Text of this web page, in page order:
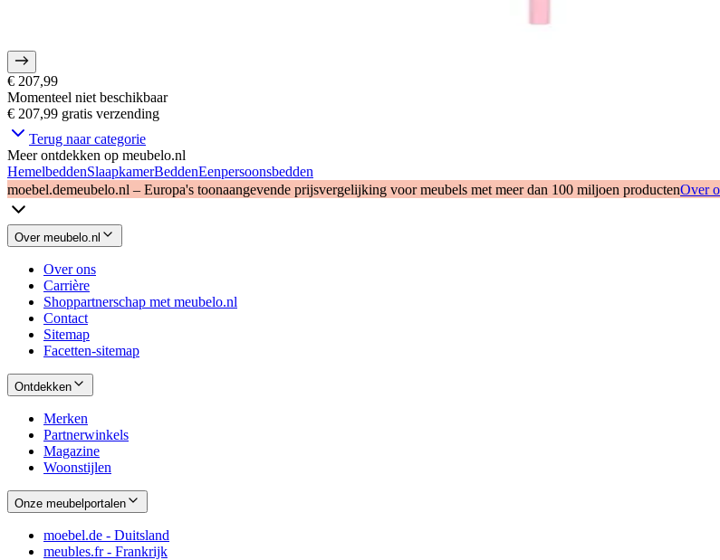
€ 207,99
Momenteel niet beschikbaar
€ 207,99 gratis verzending
Terug naar categorie
Meer ontdekken op meubelo.nl
HemelbeddenSlaapkamerBeddenEenpersoonsbedden
moebel.demeubelo.nl – Europa's toonaangevende prijsvergelijking voor meubels met meer dan 100 miljoen productenOver
Over meubelo.nl
Over ons
Carrière
Shoppartnerschap met meubelo.nl
Contact
Sitemap
Facetten-sitemap
Ontdekken
Merken
Partnerwinkels
Magazine
Woonstijlen
Onze meubelportalen
moebel.de - Duitsland
meubles.fr - Frankrijk